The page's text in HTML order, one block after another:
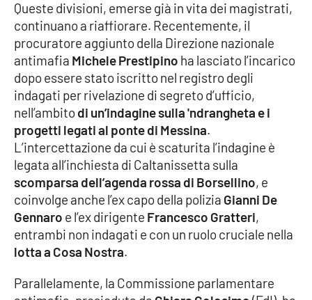
Leggendo Alvaro insieme
Imprese Di Calabria
Le perfidie di Antonella Grippo
Venti di comunicazione
STREAMING
LaC TV
Queste divisioni, emerse già in vita dei magistrati,
continuano a riaffiorare. Recentemente, il
procuratore aggiunto della Direzione nazionale
antimafia Michele Prestipino ha lasciato l’incarico
dopo essere stato iscritto nel registro degli
indagati per rivelazione di segreto d’ufficio,
nell’ambitodi un’indagine sulla 'ndrangheta e i
progetti legati al ponte di Messina.
L’intercettazione da cui è scaturita l’indagine è
legata all’inchiesta di Caltanissetta sulla
scomparsa dell’agenda rossa di Borsellino, e
coinvolge anche l’ex capo della polizia Gianni De
Gennaro e l’ex dirigente Francesco Gratteri,
entrambi non indagati e con un ruolo cruciale nella
lotta a Cosa Nostra.
Parallelamente, la Commissione parlamentare